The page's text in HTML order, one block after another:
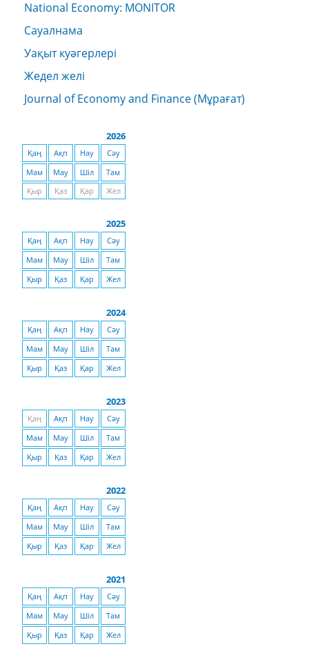
National Economy: MONITOR
Сауалнама
Уақыт куәгерлері
Жедел желі
Journal of Economy and Finance (Мұрағат)
2026
Қаң Ақп Нау
Сәу
Мам
Мау Шіл
Там
Қыр
Қаз Қар Жел
2025
Қаң Ақп Нау
Сәу
Мам
Мау Шіл
Там
Қыр
Қаз Қар Жел
2024
Қаң Ақп Нау
Сәу
Мам
Мау Шіл
Там
Қыр
Қаз Қар Жел
2023
Қаң Ақп Нау
Сәу
Мам
Мау Шіл
Там
Қыр
Қаз Қар Жел
2022
Қаң Ақп Нау
Сәу
Мам
Мау Шіл
Там
Қыр
Қаз Қар Жел
2021
Қаң Ақп Нау
Сәу
Мам
Мау Шіл
Там
Қыр
Қаз Қар Жел